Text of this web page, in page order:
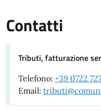
Contatti
Tributi, fatturazione
Telefono: +39 0722
Email: